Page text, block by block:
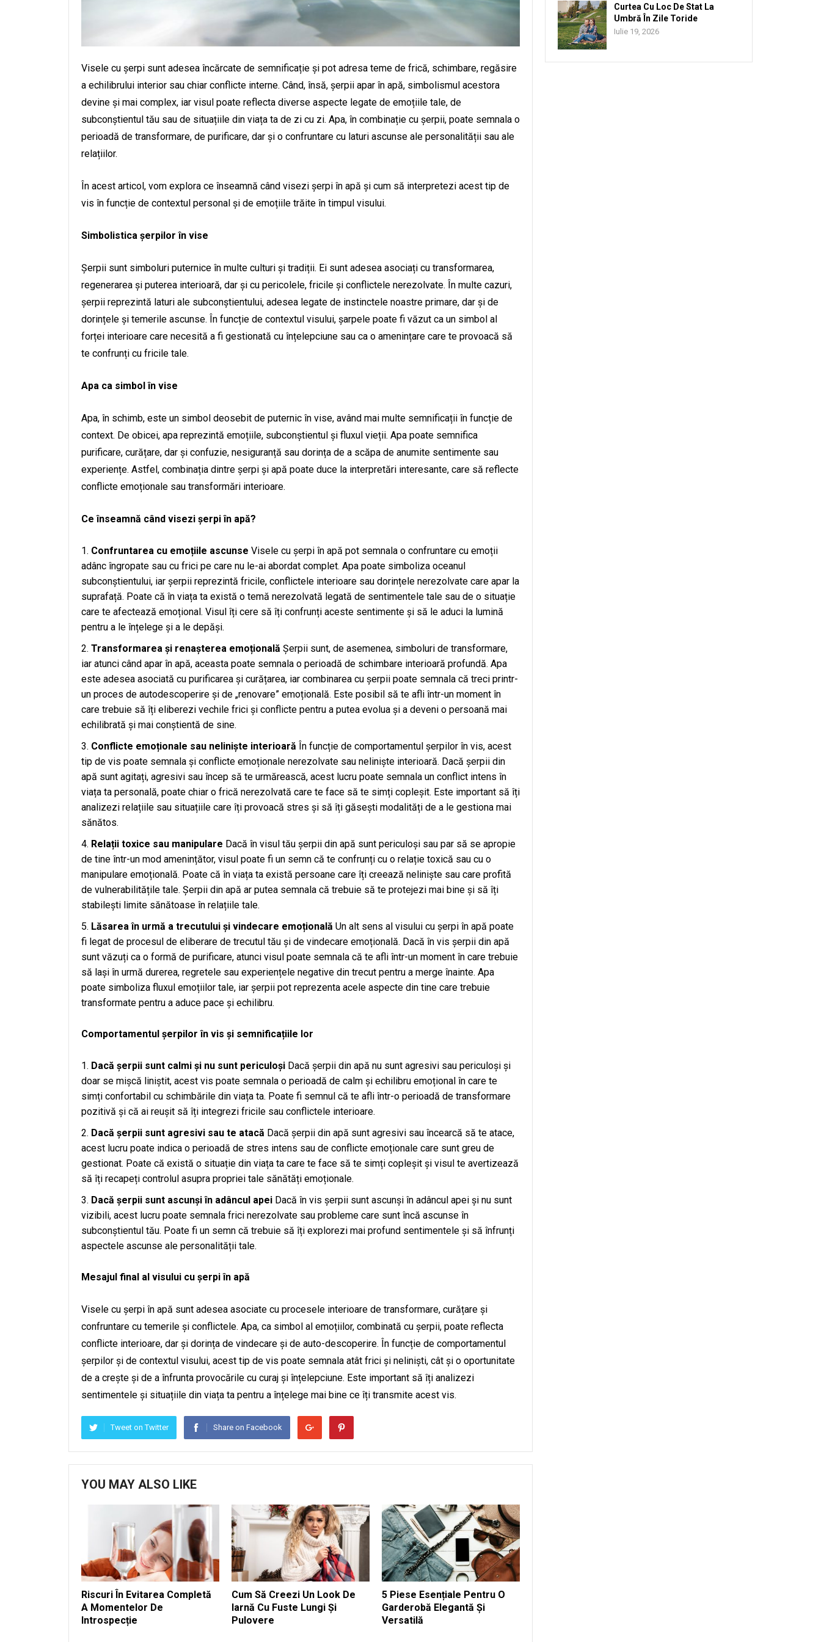
Visele cu șerpi sunt adesea încărcate de semnificație și pot adresa teme de frică, schimbare, regăsire
a echilibrului interior sau chiar conflicte interne. Când, însă, șerpii apar în apă, simbolismul acestora
devine și mai complex, iar visul poate reflecta diverse aspecte legate de emoțiile tale, de
subconștientul tău sau de situațiile din viața ta de zi cu zi. Apa, în combinație cu șerpii, poate semnala o
perioadă de transformare, de purificare, dar și o confruntare cu laturi ascunse ale personalității sau ale
relațiilor.
În acest articol, vom explora ce înseamnă când visezi șerpi în apă și cum să interpretezi acest tip de
vis în funcție de contextul personal și de emoțiile trăite în timpul visului.
Simbolistica șerpilor în vise
Șerpii sunt simboluri puternice în multe culturi și tradiții. Ei sunt adesea asociați cu transformarea,
regenerarea și puterea interioară, dar și cu pericolele, fricile și conflictele nerezolvate. În multe cazuri,
șerpii reprezintă laturi ale subconștientului, adesea legate de instinctele noastre primare, dar și de
dorințele și temerile ascunse. În funcție de contextul visului, șarpele poate fi văzut ca un simbol al
forței interioare care necesită a fi gestionată cu înțelepciune sau ca o amenințare care te provoacă să
te confrunți cu fricile tale.
Apa ca simbol în vise
Apa, în schimb, este un simbol deosebit de puternic în vise, având mai multe semnificații în funcție de
context. De obicei, apa reprezintă emoțiile, subconștientul și fluxul vieții. Apa poate semnifica
purificare, curățare, dar și confuzie, nesiguranță sau dorința de a scăpa de anumite sentimente sau
experiențe. Astfel, combinația dintre șerpi și apă poate duce la interpretări interesante, care să reflecte
conflicte emoționale sau transformări interioare.
Ce înseamnă când visezi șerpi în apă?
Confruntarea cu emoțiile ascunse Visele cu șerpi în apă pot semnala o confruntare cu emoții
adânc îngropate sau cu frici pe care nu le-ai abordat complet. Apa poate simboliza oceanul
subconștientului, iar șerpii reprezintă fricile, conflictele interioare sau dorințele nerezolvate care apar la
suprafață. Poate că în viața ta există o temă nerezolvată legată de sentimentele tale sau de o situație
care te afectează emoțional. Visul îți cere să îți confrunți aceste sentimente și să le aduci la lumină
pentru a le înțelege și a le depăși.
Transformarea și renașterea emoțională Șerpii sunt, de asemenea, simboluri de transformare,
iar atunci când apar în apă, aceasta poate semnala o perioadă de schimbare interioară profundă. Apa
este adesea asociată cu purificarea și curățarea, iar combinarea cu șerpii poate semnala că treci printr-
un proces de autodescoperire și de „renovare” emoțională. Este posibil să te afli într-un moment în
care trebuie să îți eliberezi vechile frici și conflicte pentru a putea evolua și a deveni o persoană mai
echilibrată și mai conștientă de sine.
Conflicte emoționale sau neliniște interioară În funcție de comportamentul șerpilor în vis, acest
tip de vis poate semnala și conflicte emoționale nerezolvate sau neliniște interioară. Dacă șerpii din
apă sunt agitați, agresivi sau încep să te urmărească, acest lucru poate semnala un conflict intens în
viața ta personală, poate chiar o frică nerezolvată care te face să te simți copleșit. Este important să îți
analizezi relațiile sau situațiile care îți provoacă stres și să îți găsești modalități de a le gestiona mai
sănătos.
Relații toxice sau manipulare Dacă în visul tău șerpii din apă sunt periculoși sau par să se apropie
de tine într-un mod amenințător, visul poate fi un semn că te confrunți cu o relație toxică sau cu o
manipulare emoțională. Poate că în viața ta există persoane care îți creează neliniște sau care profită
de vulnerabilitățile tale. Șerpii din apă ar putea semnala că trebuie să te protejezi mai bine și să îți
stabilești limite sănătoase în relațiile tale.
Lăsarea în urmă a trecutului și vindecare emoțională Un alt sens al visului cu șerpi în apă poate
fi legat de procesul de eliberare de trecutul tău și de vindecare emoțională. Dacă în vis șerpii din apă
sunt văzuți ca o formă de purificare, atunci visul poate semnala că te afli într-un moment în care trebuie
să lași în urmă durerea, regretele sau experiențele negative din trecut pentru a merge înainte. Apa
poate simboliza fluxul emoțiilor tale, iar șerpii pot reprezenta acele aspecte din tine care trebuie
transformate pentru a aduce pace și echilibru.
Comportamentul șerpilor în vis și semnificațiile lor
Dacă șerpii sunt calmi și nu sunt periculoși Dacă șerpii din apă nu sunt agresivi sau periculoși și
doar se mișcă liniștit, acest vis poate semnala o perioadă de calm și echilibru emoțional în care te
simți confortabil cu schimbările din viața ta. Poate fi semnul că te afli într-o perioadă de transformare
pozitivă și că ai reușit să îți integrezi fricile sau conflictele interioare.
Dacă șerpii sunt agresivi sau te atacă Dacă șerpii din apă sunt agresivi sau încearcă să te atace,
acest lucru poate indica o perioadă de stres intens sau de conflicte emoționale care sunt greu de
gestionat. Poate că există o situație din viața ta care te face să te simți copleșit și visul te avertizează
să îți recapeți controlul asupra propriei tale sănătăți emoționale.
Dacă șerpii sunt ascunși în adâncul apei Dacă în vis șerpii sunt ascunși în adâncul apei și nu sunt
vizibili, acest lucru poate semnala frici nerezolvate sau probleme care sunt încă ascunse în
subconștientul tău. Poate fi un semn că trebuie să îți explorezi mai profund sentimentele și să înfrunți
aspectele ascunse ale personalității tale.
Mesajul final al visului cu șerpi în apă
Visele cu șerpi în apă sunt adesea asociate cu procesele interioare de transformare, curățare și
confruntare cu temerile și conflictele. Apa, ca simbol al emoțiilor, combinată cu șerpii, poate reflecta
conflicte interioare, dar și dorința de vindecare și de auto-descoperire. În funcție de comportamentul
șerpilor și de contextul visului, acest tip de vis poate semnala atât frici și neliniști, cât și o oportunitate
de a crește și de a înfrunta provocările cu curaj și înțelepciune. Este important să îți analizezi
sentimentele și situațiile din viața ta pentru a înțelege mai bine ce îți transmite acest vis.
Tweet on Twitter Share on Facebook
YOU MAY ALSO LIKE
Riscuri În Evitarea Completă
A Momentelor De
Introspecție
Cum Să Creezi Un Look De
Iarnă Cu Fuste Lungi Și
Pulovere
5 Piese Esențiale Pentru O
Garderobă Elegantă Și
Versatilă
Curtea Cu Loc De Stat La
Umbră În Zile Toride
Iulie 19, 2026